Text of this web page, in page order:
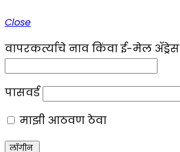
Close
वापरकर्त्याचे नाव किंवा ई-मेल ॲड्रेस
पासवर्ड
माझी आठवण ठेवा